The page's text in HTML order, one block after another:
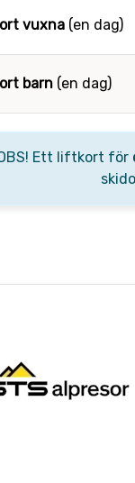
vuxna (en dag)
barn (en dag)
Ett liftkort för